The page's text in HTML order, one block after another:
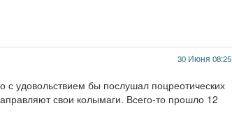
30 Июня 08:25
удовольствием бы послушал поцреотических
свои колымаги. Всего-то прошло 12